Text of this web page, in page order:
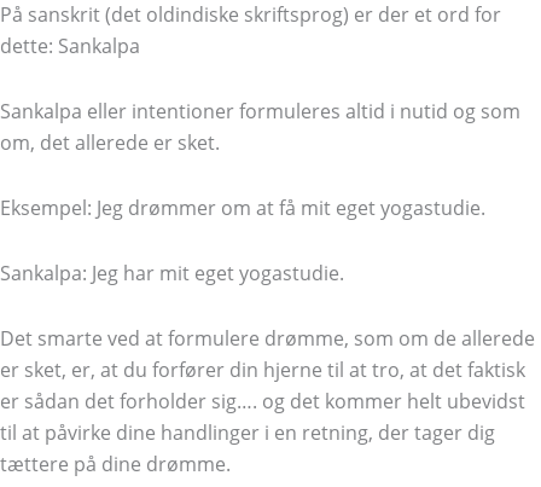
På sanskrit (det oldindiske skriftsprog) er der et ord for
dette: Sankalpa
Sankalpa eller intentioner formuleres altid i nutid og som
om, det allerede er sket.
Eksempel: Jeg drømmer om at få mit eget yogastudie.
Sankalpa: Jeg har mit eget yogastudie.
Det smarte ved at formulere drømme, som om de allerede
er sket, er, at du forfører din hjerne til at tro, at det faktisk
er sådan det forholder sig…. og det kommer helt ubevidst
til at påvirke dine handlinger i en retning, der tager dig
tættere på dine drømme.